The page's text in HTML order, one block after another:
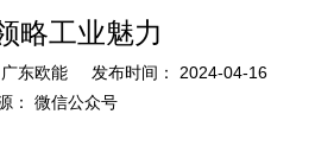
略工业魅力
东欧能 发布时间： 2024-04-16
： 微信公众号